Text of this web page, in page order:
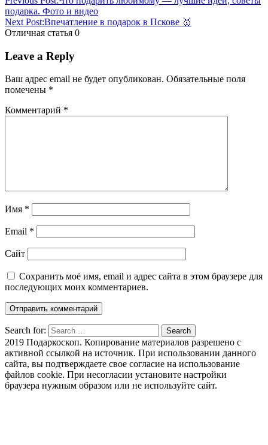
на
23
февралясильная
половиначто
мужчинам.
одного
из
подарить
подарка. Фото и видео
Next Post:Впечатление в подарок в Пскове 🥇
Отличная статья 0
Leave a Reply
Ваш адрес email не будет опубликован. Обязательные поля
помечены *
Комментарий *
Имя *
Email *
Сайт
Сохранить моё имя, email и адрес сайта в этом браузере для
последующих моих комментариев.
Search for: Search
2019 Подаркоскоп. Копирование материалов разрешено с
активной ссылкой на источник. При использовании данного
сайта, вы подтверждаете свое согласие на использование
файлов cookie. При несогласии установите настройки
браузера нужным образом или не используйте сайт.